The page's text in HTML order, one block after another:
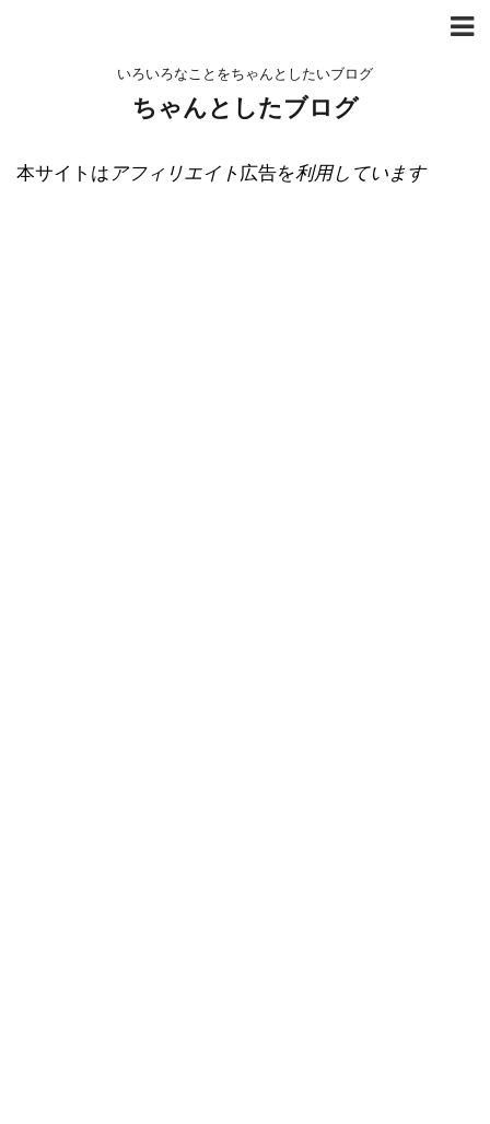
いろいろなことをちゃんとしたいブログ
ちゃんとしたブログ
本サイトは アフィリエイト 広告を利用しています